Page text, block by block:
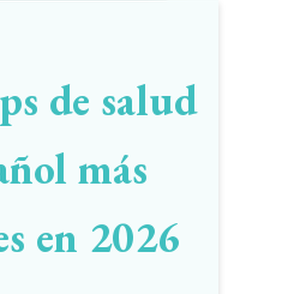
de salud
más
en 2026